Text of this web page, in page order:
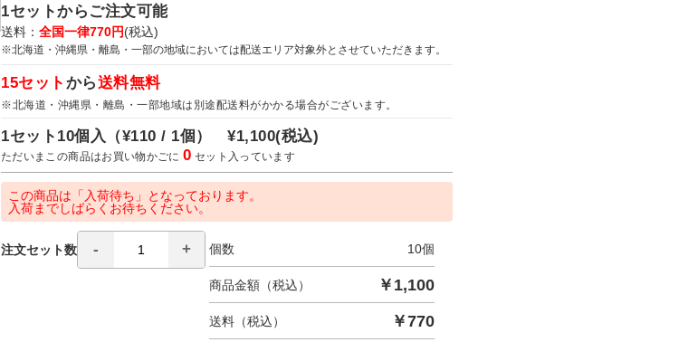
1セットからご注文可能
送料： 全国一律770円(税込)
※北海道・沖縄県・離島・一部の地域においては配送エリア対象外とさせていただきます。
15セット から送料無料
※北海道・沖縄県・離島・一部地域は別途配送料がかかる場合がございます。
1セット10個入（¥110 / 1個）¥1,100(税込)
ただいまこの商品はお買い物かごに0 セット入っています
この商品は「入荷待ち」となっております。
入荷までしばらくお待ちください。
注文セット数 個数 10個
商品金額（税込） ￥ 1,100
送料（税込） ￥770